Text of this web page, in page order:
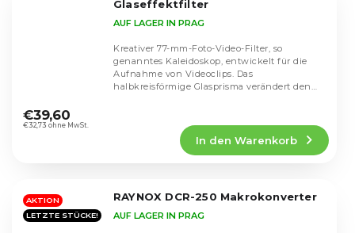
Glaseffektfilter
durchschnittliche
Produktbewertung
Sternen.
AUF LAGER IN PRAG
€32,73 ohne MwSt.
€39,60
In den Warenkorb
Kreativer 77-mm-Foto-Video-Filter, so
genanntes Kaleidoskop, entwickelt für die
Aufnahme von Videoclips. Das
halbkreisförmige Glasprisma verändert den
AKTION
LETZTE STÜCKE!
RAYNOX DCR-250 Makrokonverter
AUF LAGER IN PRAG